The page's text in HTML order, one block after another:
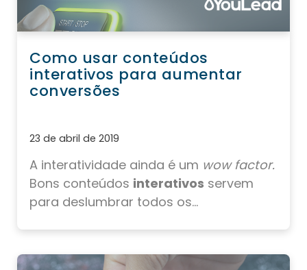
Como usar conteúdos
interativos para aumentar
conversões
23 de abril de 2019
A interatividade ainda é um wow factor.
Bons conteúdos interativos servem
para deslumbrar todos os...